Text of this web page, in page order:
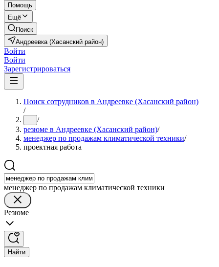
Помощь
Ещё
Поиск
Андреевка (Хасанский район)
Войти
Войти
Зарегистрироваться
Поиск сотрудников в Андреевке (Хасанский район)
/
... /
резюме в Андреевке (Хасанский район)/
менеджер по продажам климатической техники/
проектная работа
менеджер по продажам климатической техники
Резюме
Найти